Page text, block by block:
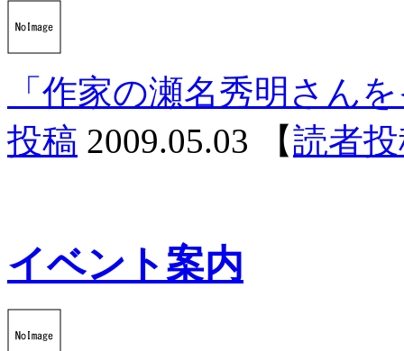
「作家の瀬名秀明さん
投稿 2009.05.03 【読者
イベント案内